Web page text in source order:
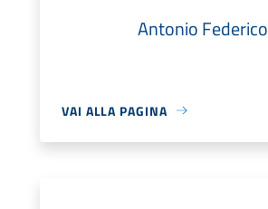
Antonio Federico
VAI ALLA PAGINA